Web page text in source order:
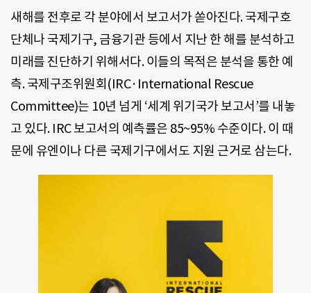
새해를 전후로 각 분야에서 보고서가 쏟아진다. 국제구호
단체나 국제기구, 금융기관 등에서 지난 한 해를 분석하고
미래를 진단하기 위해서다. 이들의 목적은 분석을 통한 예
측. 국제구조위원회(IRC·International Rescue
Committee)는 10년 넘게 ‘세계 위기국가 보고서’를 내놓
고 있다. IRC 보고서의 예측률은 85~95% 수준이다. 이 때
문에 유엔이나 다른 국제기구에서도 지원 근거로 삼는다.